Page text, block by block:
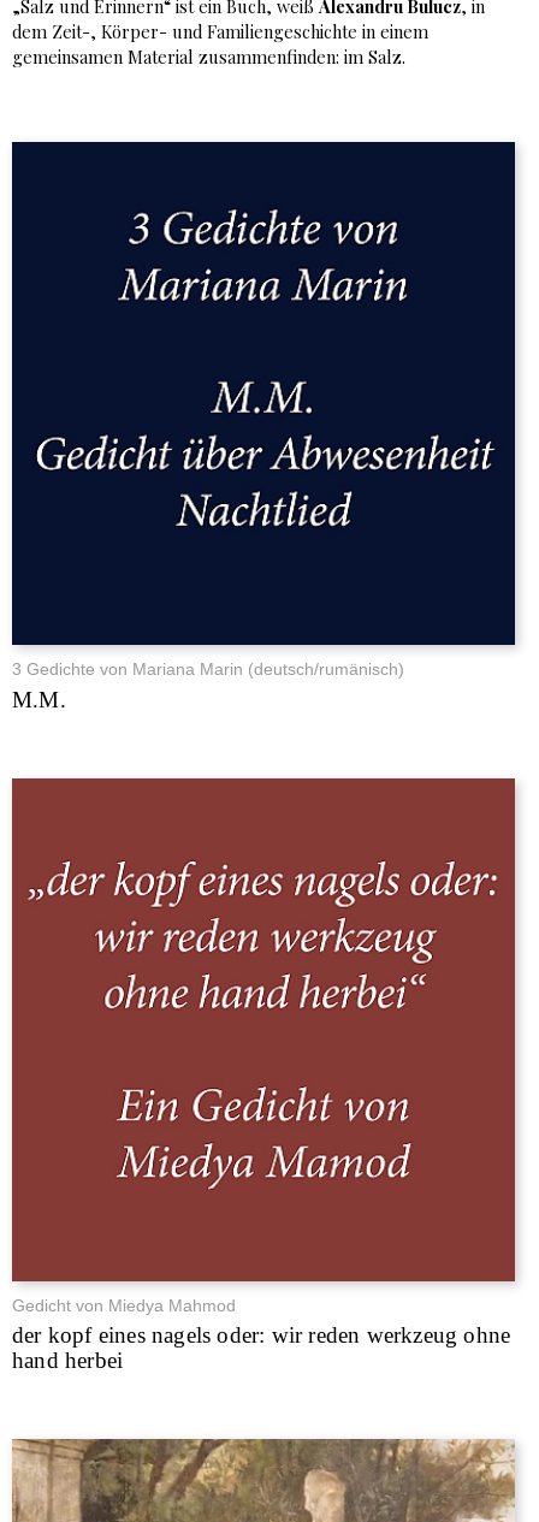
„Salz und Erinnern“ ist ein Buch, weiß Alexandru Bulucz, in
dem Zeit-, Körper- und Familiengeschichte in einem
gemeinsamen Material zusammenfinden: im Salz.
3 Gedichte von Mariana Marin (deutsch/rumänisch)
M.M.
Gedicht von Miedya Mahmod
der kopf eines nagels oder: wir reden werkzeug ohne
hand herbei